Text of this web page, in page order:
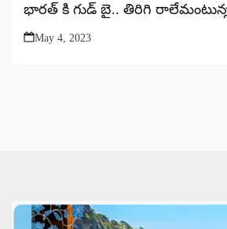
భారత్ కి గుడ్ బై.. తిరిగి రాలేమంటున్న
May 4, 2023